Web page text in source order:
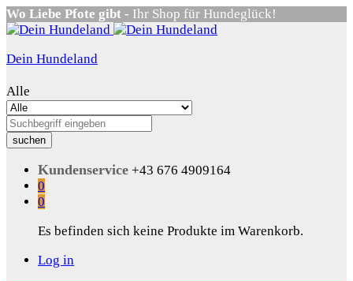
Wo Liebe Pfote gibt - Ihr Shop für Hundeglück!
Dein Hundeland
Alle
suchen
Kundenservice +43 676 4909164
0
0
Es befinden sich keine Produkte im Warenkorb.
Log in